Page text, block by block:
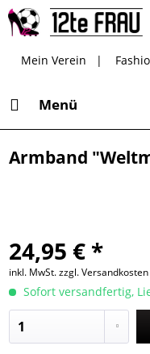
Mein Verein |
Menü
Armband
24,95 € *
inkl. MwSt.zzgl. Versandkosten
Sofort versandfertig,